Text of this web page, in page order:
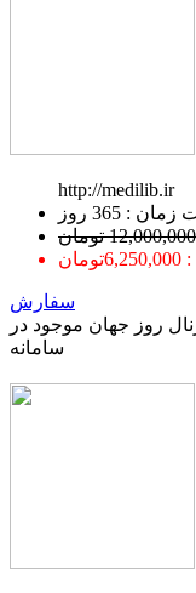
http://medilib.ir
: 365 ﺭﻭﺯ
سفارش
ماهه به بیش از ۵۰۰ ژورنال روز جهان موجود در
سامانه